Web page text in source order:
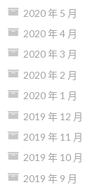
2020 年 5 月
2020 年 4 月
2020 年 3 月
2020 年 2 月
2020 年 1 月
2019 年 12 月
2019 年 11 月
2019 年 10 月
2019 年 9 月